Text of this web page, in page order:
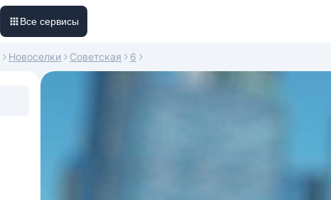
Все сервисы
Новоселки Советская 6